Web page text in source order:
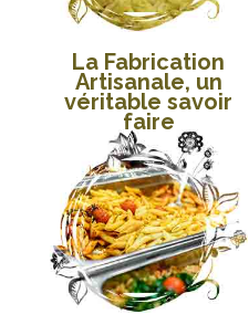
La Fabrication
Artisanale, un
véritable savoir
faire